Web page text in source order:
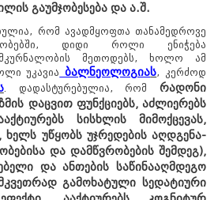
გაუმჯობესება და ა.შ.
რომ ავადმყოფთა თანამედროვე
დიდი როლი ენიჭება
მკურნალობის მეთოდებს, ხოლო ამ
უკავია ბალნეოლოგიას, კერძოდ
. დადასტურებულია, რომ რადონი
დაცვით ფუნქციებს, აძლიერებს
სისხლის მიმოქცევას,
ხელს უწყობს უჯრედების აღდგენა-
და დამწვრობების შემდეგ),
და ანთების საწინააღმდეგო
გამოხატული სედატიური